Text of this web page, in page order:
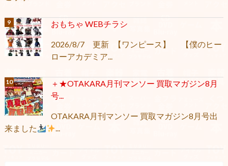
おもちゃ WEBチラシ
2026/8/7 更新 【ワンピース】 【僕のヒー
ローアカデミア...
＋★OTAKARA月刊マンソー 買取マガジン8月
号...
OTAKARA月刊マンソー 買取マガジン8月号出
来ました
...